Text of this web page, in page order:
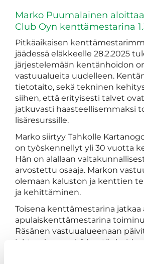
Marko Puumalainen
Club Oyn kenttämestarina
Pitkäaikaisen
jäädessä eläkkeelle 28.2.2025
järjestelemään kentänhoidon
vastuualueita uudelleen.
tietotaito, sekä tekninen
siihen, että erityisesti talvet
jatkuvasti haasteellisemmaksi
lisäresurssille.
Marko siirtyy Tahkolle
on työskennellyt yli 30 vuotta
Hän on alallaan
arvostettu osaaja. Markon
olemaan kaluston ja kenttien
ja kehittäminen.
Toisena kenttämestarina jatkaa
apulaiskenttämestarina
Räsänen vastuualueenaan
johtaminen, sekä kentänhoidon